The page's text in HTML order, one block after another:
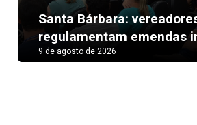
Santa Bárbara:
regulamentam emendas
9 de agosto de 2026